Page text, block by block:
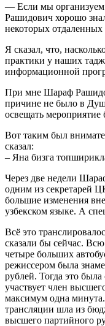
— Если мы организуем
Рашидович хорошо
некоторых
Я сказал, что,
практики у наших
информационной
При мне Шараф
причине не было в
освещать
Вот таким был
сказал:
– Яна бизга
Через две недели
одним из секретарей
большие изменения
узбекском языке. А
Всё это
сказали бы сейчас.
четыре больших
режиссером была
рублей. Тогда это
участвует член
максимум одна
трансляции шла из
высшего партийного